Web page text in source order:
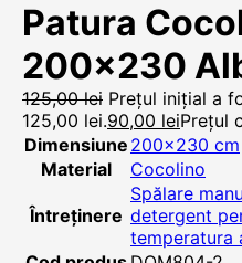
Patura
200×230
125,00lei Prețul inițial a
125,00 lei.90,00 leiPrețul
Dimensiune 200×230 cm
Material
Cocolino
Întreținere
Spălare
detergent
temperatura